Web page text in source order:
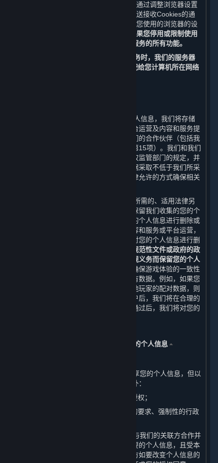
可以最终决定是否接受Cookies。您可以通过调整浏览器设置
阻止Cookies的接收，要求浏览器向您发送接收Cookies的通
知，或者停用Cookies。您可以通过调整您使用的浏览器的设
但请注意，如果您停用或限制使用
Cookies，您可能无法正常使用内容和服务的所有功能。
（二） 当您访问和使用我们的内容和服务时，我们的服务器
会记录您的IP地址。该IP地址是自动分配给您计算机所在网络
（一） 在中华人民共和国境内收集的个人信息，我们将存储
在中华人民共和国境内。为更好地为平台运营及内容和服务提
供支持，您的部分数据可能被传输至我们的合作伙伴（包括我
们的许可方，其联系方式请见第十一条第15项）。我们和我们
的合作伙伴会遵守适用的法律法规和有权监管部门的规定，并
且我们会要求我们的合作伙伴对您的数据采取不低于我们所采
取的数据安全保护措施。我们亦会以法律允许的方式确保相关
（二） 我们只会在达成本政策所述目的所需的、适用法律另
行要求的或基于您的同意的最短期限内保留我们收集的您的个
人信息，在超出存储期限后我们会对您的个人信息进行删除或
者匿名化处理。此外，如果我们终止内容和服务或平台运营，
我们会在终止内容和服务或平台运营后对您的个人信息进行删
但法律法规、规章、规范性文件或政府的政
策、命令等另有要求或为履行我们的合规义务而保留您的个人
在某些情况下，为了确保游戏体验的一致性
等目的，无法完全删除您在账户中的所有数据。例如，如果您
所购买的游戏中的排位赛信息会影响其他玩家的配对数据，则
不会删除该信息。当您成功申请注销账户后，我们将在合理的
时间内完成对您的账户注销审核，审核通过后，我们将对您的
五、 我们如何共享、转让、公开披露您的个人信息 ⏶
1. 我们不会与任何公司、组织和个人共享您的个人信息，但以
下情况及本政策明确规定的其他情形除外：
（1） 我们已事先获得您明确的同意或授权；
（2） 根据适用的法律法规、法律程序的要求、强制性的行政
2. 为了提供优质的服务，我们可能需要与我们的关联方合作并
共享您的个人信息。但我们只会共享必要的个人信息，且受本
政策中所声明目的的约束。我们的关联方如要改变个人信息的